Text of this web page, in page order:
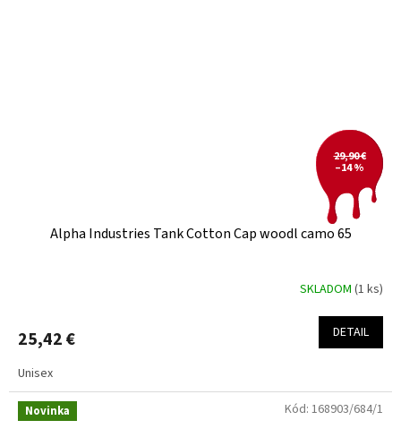
29,90 €
–14 %
Alpha Industries Tank Cotton Cap woodl camo 65
SKLADOM (1 ks)
25,42 € DETAIL
Unisex
Novinka Kód: 168903/684/1